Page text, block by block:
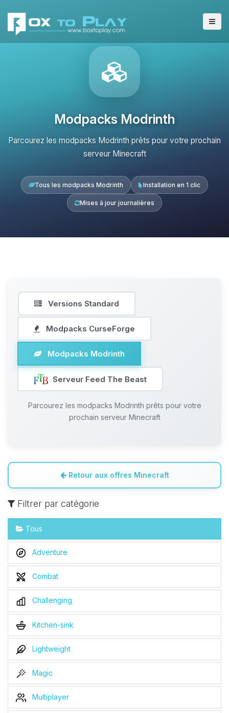
Modpacks Modrinth
Parcourez les modpacks Modrinth prêts pour votre prochain
serveur Minecraft
Tous les modpacks Modrinth Installation en 1 clic
Mises à jour journalières
Versions Standard
Modpacks CurseForge
Modpacks Modrinth
Serveur Feed The Beast
Parcourez les modpacks Modrinth prêts pour votre
prochain serveur Minecraft
Retour aux offres Minecraft
Filtrer par catégorie
Tous
Adventure
Combat
Challenging
Kitchen-sink
Lightweight
Magic
Multiplayer